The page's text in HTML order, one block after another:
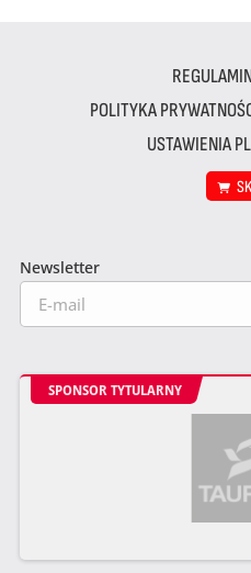
POLITYKA
USTAWIENIA
Newsletter
SPONSOR TYTULARNY